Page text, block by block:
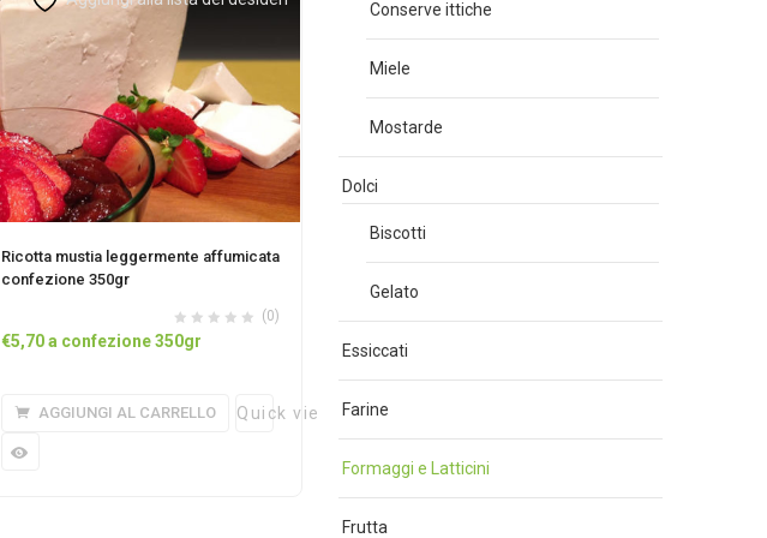
Ricotta mustia leggermente affumicata
confezione 350gr
(0)
€5,70a confezione 350gr
AGGIUNGI AL CARRELLO Quick view
Conserve ittiche
Miele
Mostarde
Dolci
Biscotti
Gelato
Essiccati
Farine
Formaggi e Latticini
Frutta